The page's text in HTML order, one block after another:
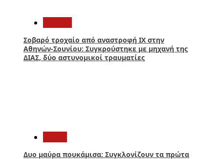
Σοβαρό τροχαίο από αναστροφή ΙΧ στην
Αθηνών-Σουνίου: Συγκρούστηκε με μηχανή της
ΔΙΑΣ, δύο αστυνομικοί τραυματίες
Δυο μαύρα πουκάμισα: Συγκλονίζουν τα πρώτα